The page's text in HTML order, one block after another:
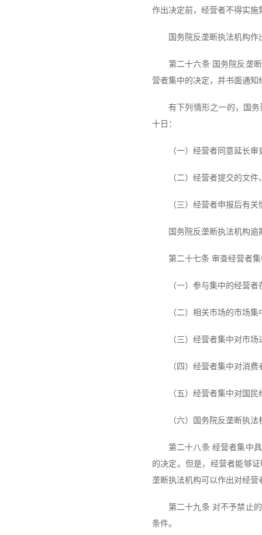
作出决定前，经营者不得实施
国务院反垄断执法机构
第二十六条 国务院反垄
营者集中的决定，并书面通
有下列情形之一的，国
十日：
（一）经营者同意延长
（二）经营者提交的文
（三）经营者申报后有
国务院反垄断执法机构
第二十七条 审查经营者
（一）参与集中的经营
（二）相关市场的市场集
（三）经营者集中对市
（四）经营者集中对消
（五）经营者集中对国
（六）国务院反垄断执
第二十八条 经营者集中
的决定。但是，经营者能够
垄断执法机构可以作出对经营
第二十九条 对不予禁止
条件。